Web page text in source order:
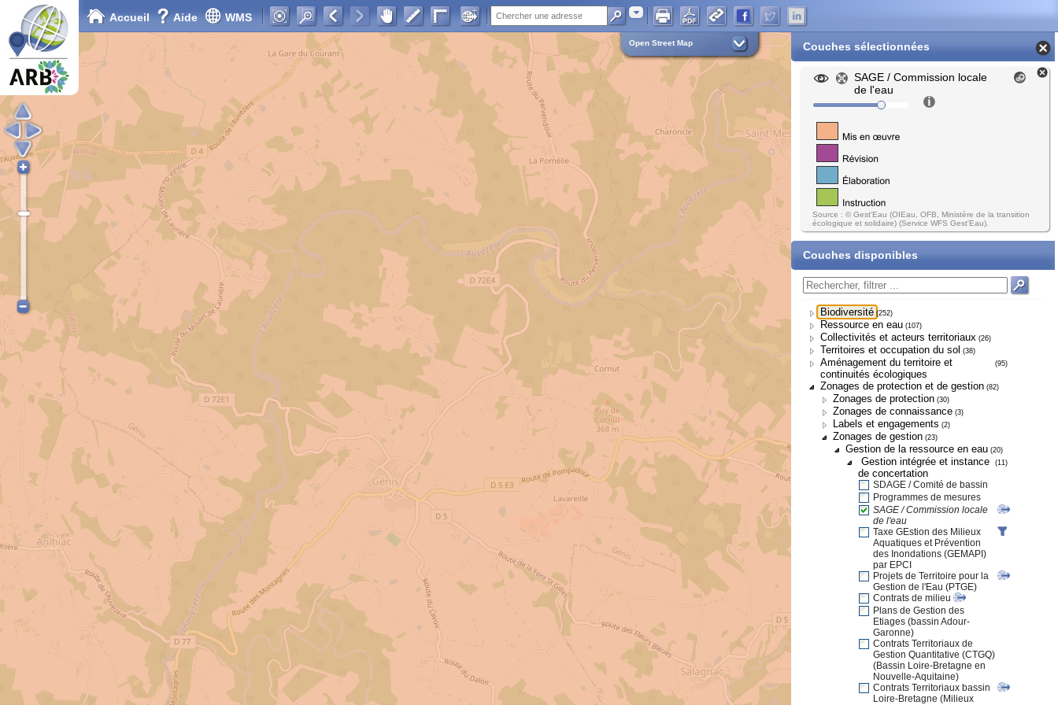
Accueil Aide WMS Adresse
Open Street Map Couches sélectionnées
SAGE / Commission locale
de l'eau
Source : © Gest'Eau (OIEau, OFB, Ministère de la transition
écologique et solidaire) (Service WFS Gest'Eau).
Couches disponibles
Biodiversité (252)
Ressource en eau (107)
Collectivités et acteurs territoriaux (26)
Territoires et occupation du sol (38)
Aménagement du territoire et
continuités écologiques
(95)
Zonages de protection et de gestion (82)
Zonages de protection (30)
Zonages de connaissance (3)
Labels et engagements (2)
Zonages de gestion (23)
Gestion de la ressource en eau (20)
Gestion intégrée et instance
de concertation
(11)
SDAGE / Comité de bassin
Programmes de mesures
SAGE / Commission locale
de l'eau
Taxe GEstion des Milieux
Aquatiques et Prévention
des Inondations (GEMAPI)
par EPCI
Projets de Territoire pour la
Gestion de l'Eau (PTGE)
Contrats de milieu
Plans de Gestion des
Etiages (bassin Adour-
Garonne)
Contrats Territoriaux de
Gestion Quantitative (CTGQ)
(Bassin Loire-Bretagne en
Nouvelle-Aquitaine)
Contrats Territoriaux bassin
Loire-Bretagne (Milieux